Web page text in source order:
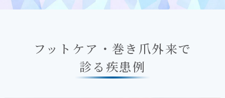
フットケア・巻き爪外来で
診る疾患例